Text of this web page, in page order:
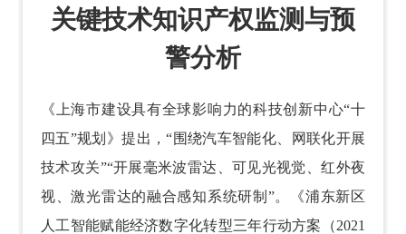
关键技术知识产权监测与预
警分析
《上海市建设具有全球影响力的科技创新中心“十
四五”规划》提出，“围绕汽车智能化、网联化开展
技术攻关”“开展毫米波雷达、可见光视觉、红外夜
视、激光雷达的融合感知系统研制”。《浦东新区
人工智能赋能经济数字化转型三年行动方案（2021